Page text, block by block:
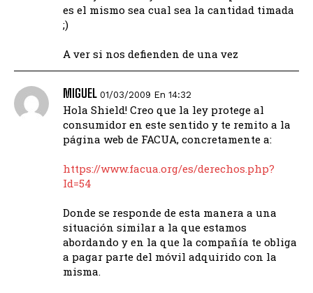
es el mismo sea cual sea la cantidad timada
;)
A ver si nos defienden de una vez
MIGUEL 01/03/2009 En 14:32
Hola Shield! Creo que la ley protege al
consumidor en este sentido y te remito a la
página web de FACUA, concretamente a:
https://www.facua.org/es/derechos.php?
Id=54
Donde se responde de esta manera a una
situación similar a la que estamos
abordando y en la que la compañía te obliga
a pagar parte del móvil adquirido con la
misma.